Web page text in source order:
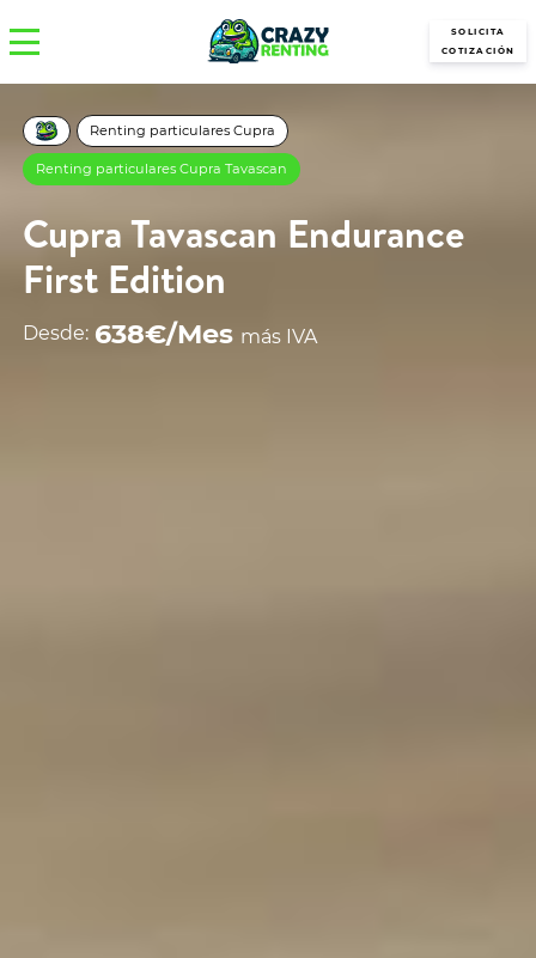
SOLICITA
COTIZACIÓN
Renting particulares Cupra
Renting particulares Cupra Tavascan
Cupra Tavascan Endurance
First Edition
Desde: 638€/Mes más IVA